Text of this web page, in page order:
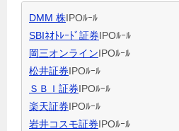
DMM 株IPOﾙｰﾙ
SBIﾈｵﾄﾚｰﾄﾞ証券IPOﾙｰﾙ
岡三オンラインIPOﾙｰﾙ
松井証券IPOﾙｰﾙ
ＳＢＩ証券IPOﾙｰﾙ
楽天証券IPOﾙｰﾙ
岩井コスモ証券IPOﾙｰﾙ